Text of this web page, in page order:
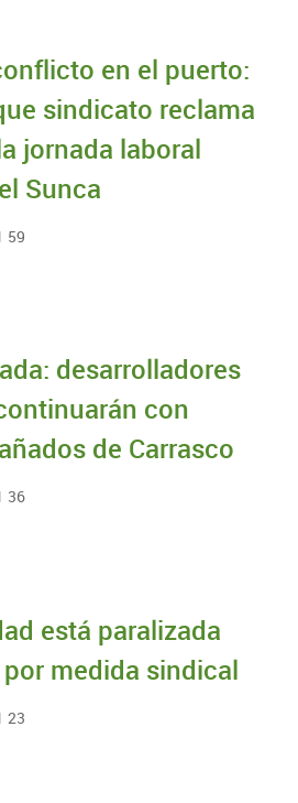
en el puerto:
sindicato reclama
jornada laboral
Sunca
59
desarrolladores
con
de Carrasco
36
está paralizada
medida sindical
23